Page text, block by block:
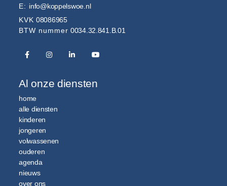
E: info@koppelswoe.nl
KVK 08086965
BTW nummer 0034.32.841.B.01
Al onze diensten
home
alle diensten
kinderen
jongeren
volwassenen
ouderen
agenda
nieuws
over ons